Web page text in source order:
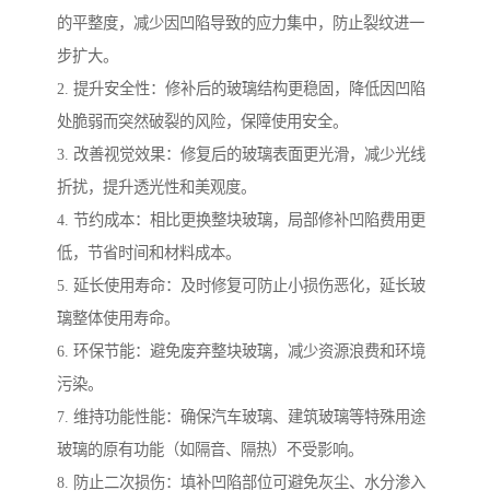
的平整度，减少因凹陷导致的应力集中，防止裂纹进一
步扩大。
2. 提升安全性：修补后的玻璃结构更稳固，降低因凹陷
处脆弱而突然破裂的风险，保障使用安全。
3. 改善视觉效果：修复后的玻璃表面更光滑，减少光线
折扰，提升透光性和美观度。
4. 节约成本：相比更换整块玻璃，局部修补凹陷费用更
低，节省时间和材料成本。
5. 延长使用寿命：及时修复可防止小损伤恶化，延长玻
璃整体使用寿命。
6. 环保节能：避免废弃整块玻璃，减少资源浪费和环境
污染。
7. 维持功能性能：确保汽车玻璃、建筑玻璃等特殊用途
玻璃的原有功能（如隔音、隔热）不受影响。
8. 防止二次损伤：填补凹陷部位可避免灰尘、水分渗入